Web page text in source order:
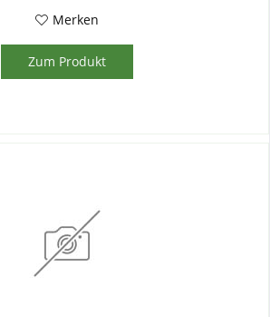
Merken
Zum Produkt